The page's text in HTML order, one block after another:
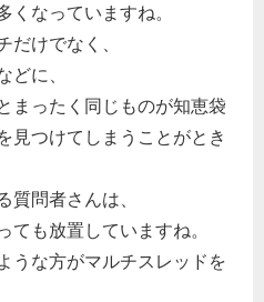
くなっていますね。
だけでなく、
に、
まったく同じものが知恵袋
見つけてしまうことがとき
質問者さんは、
も放置していますね。
うな方がマルチスレッドを